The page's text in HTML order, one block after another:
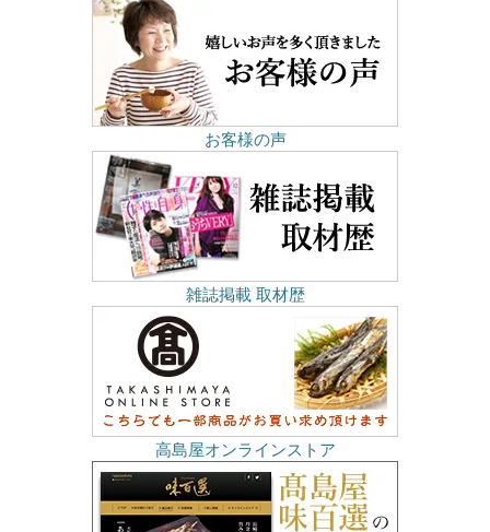
お客様の声
雑誌掲載 取材歴
高島屋オンラインストア